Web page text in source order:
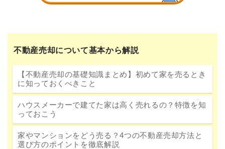
不動産売却について基本から解説
【不動産売却の基礎知識まとめ】初めて家を売るとき
に知っておくべきこと
ハウスメーカーで建てた家は高く売れるの？特徴を知
っておこう
家やマンションをどう売る？4つの不動産売却方法と
選び方のポイントを徹底解説